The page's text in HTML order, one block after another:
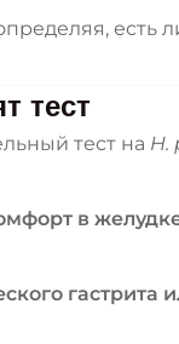
есть
тест
тест на H.
в
гастрита